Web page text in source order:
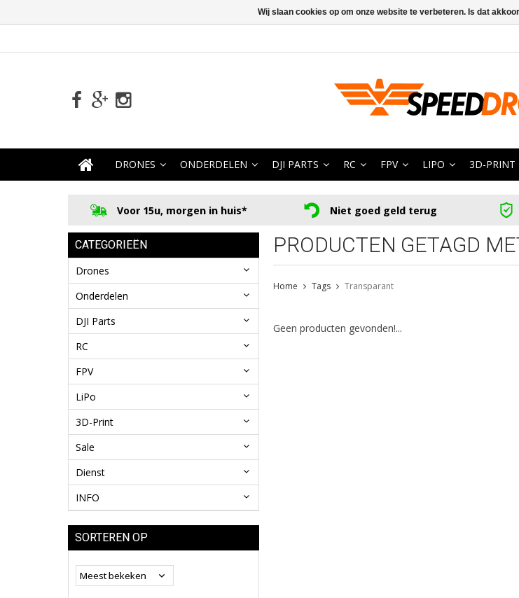
DRONES ONDERDELEN DJI PARTS RC FPV LIPO 3D-PRINT
Voor 15u, morgen in huis* Niet goed geld terug
CATEGORIEËN
Drones
Onderdelen
DJI Parts
RC
FPV
LiPo
3D-Print
Sale
Dienst
INFO
SORTEREN OP
PRODUCTEN GETAGD
Home Tags Transparant
Geen producten gevonden!...
Wij slaan cookies op om onze website te verbeteren. Is dat